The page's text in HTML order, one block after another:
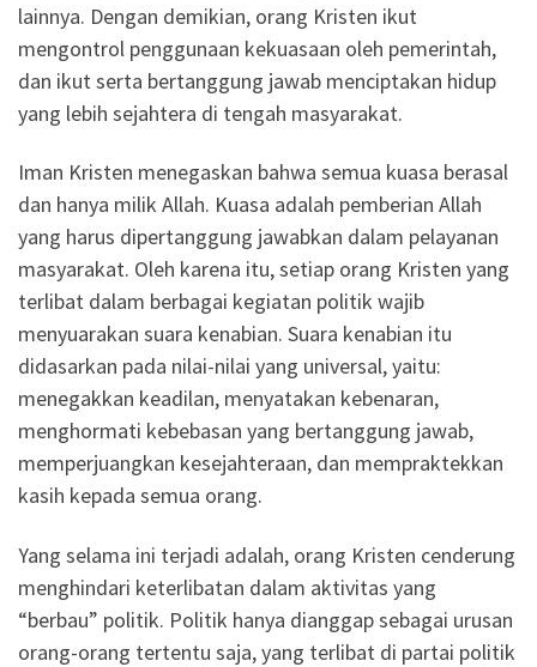
lainnya. Dengan demikian, orang Kristen ikut
mengontrol penggunaan kekuasaan oleh pemerintah,
dan ikut serta bertanggung jawab menciptakan hidup
yang lebih sejahtera di tengah masyarakat.
Iman Kristen menegaskan bahwa semua kuasa berasal
dan hanya milik Allah. Kuasa adalah pemberian Allah
yang harus dipertanggung jawabkan dalam pelayanan
masyarakat. Oleh karena itu, setiap orang Kristen yang
terlibat dalam berbagai kegiatan politik wajib
menyuarakan suara kenabian. Suara kenabian itu
didasarkan pada nilai-nilai yang universal, yaitu:
menegakkan keadilan, menyatakan kebenaran,
menghormati kebebasan yang bertanggung jawab,
memperjuangkan kesejahteraan, dan mempraktekkan
kasih kepada semua orang.
Yang selama ini terjadi adalah, orang Kristen cenderung
menghindari keterlibatan dalam aktivitas yang
“berbau” politik. Politik hanya dianggap sebagai urusan
orang-orang tertentu saja, yang terlibat di partai politik